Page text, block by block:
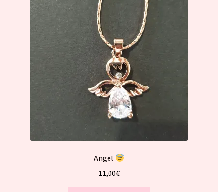
Angel
11,00€